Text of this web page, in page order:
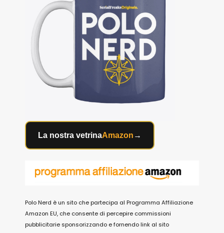
La nostra vetrinaAmazon →
Polo Nerd è un sito che partecipa al Programma Affiliazione
Amazon EU, che consente di percepire commissioni
pubblicitarie sponsorizzando e fornendo link al sito